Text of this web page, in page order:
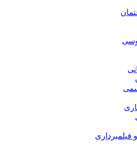
فیلمبرداری